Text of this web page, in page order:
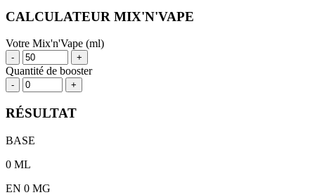
CALCULATEUR MIX'N'VAPE
Votre Mix'n'Vape (ml)
- +
Quantité de booster
- +
RÉSULTAT
BASE
0 ML
EN 0 MG